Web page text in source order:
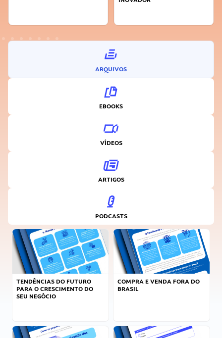
ARQUIVOS
EBOOKS
VÍDEOS
ARTIGOS
PODCASTS
TENDÊNCIAS DO FUTURO
PARA O CRESCIMENTO DO
SEU NEGÓCIO
COMPRA E VENDA FORA DO
BRASIL